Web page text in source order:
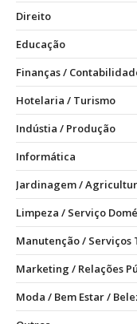
Direito
Educação
Finanças /
Hotelaria / Turismo
Indústia / Produção
Informática
Jardinagem /
Limpeza / Serviço
Manutenção / Serviços
Marketing / Relações
Moda / Bem Estar /